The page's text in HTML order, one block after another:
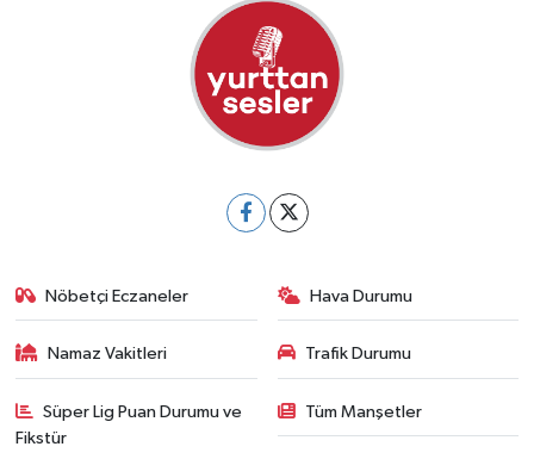
Nöbetçi Eczaneler Hava Durumu
Namaz Vakitleri Trafik Durumu
Süper Lig Puan Durumu ve
Fikstür
Tüm Manşetler